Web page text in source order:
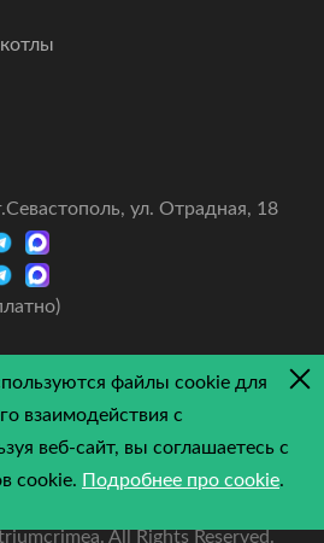
ул. Отрадная, 18
All Rights Reserved.
файлы cookie для
взаимодействия с
веб-сайт, вы соглашаетесь с
cookie. Подробнее про cookie.